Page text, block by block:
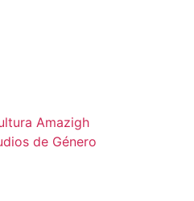
Amazigh
de Género